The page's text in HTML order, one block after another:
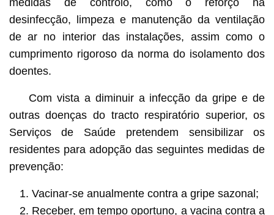
desinfecção, limpeza e manutenção da ventilação
de ar no interior das instalações, assim como o
cumprimento rigoroso da norma do isolamento dos
doentes.
Com vista a diminuir a infecção da gripe e de
outras doenças do tracto respiratório superior, os
Serviços de Saúde pretendem sensibilizar os
residentes para adopção das seguintes medidas de
prevenção:
Vacinar-se anualmente contra a gripe sazonal;
Receber, em tempo oportuno, a vacina contra a